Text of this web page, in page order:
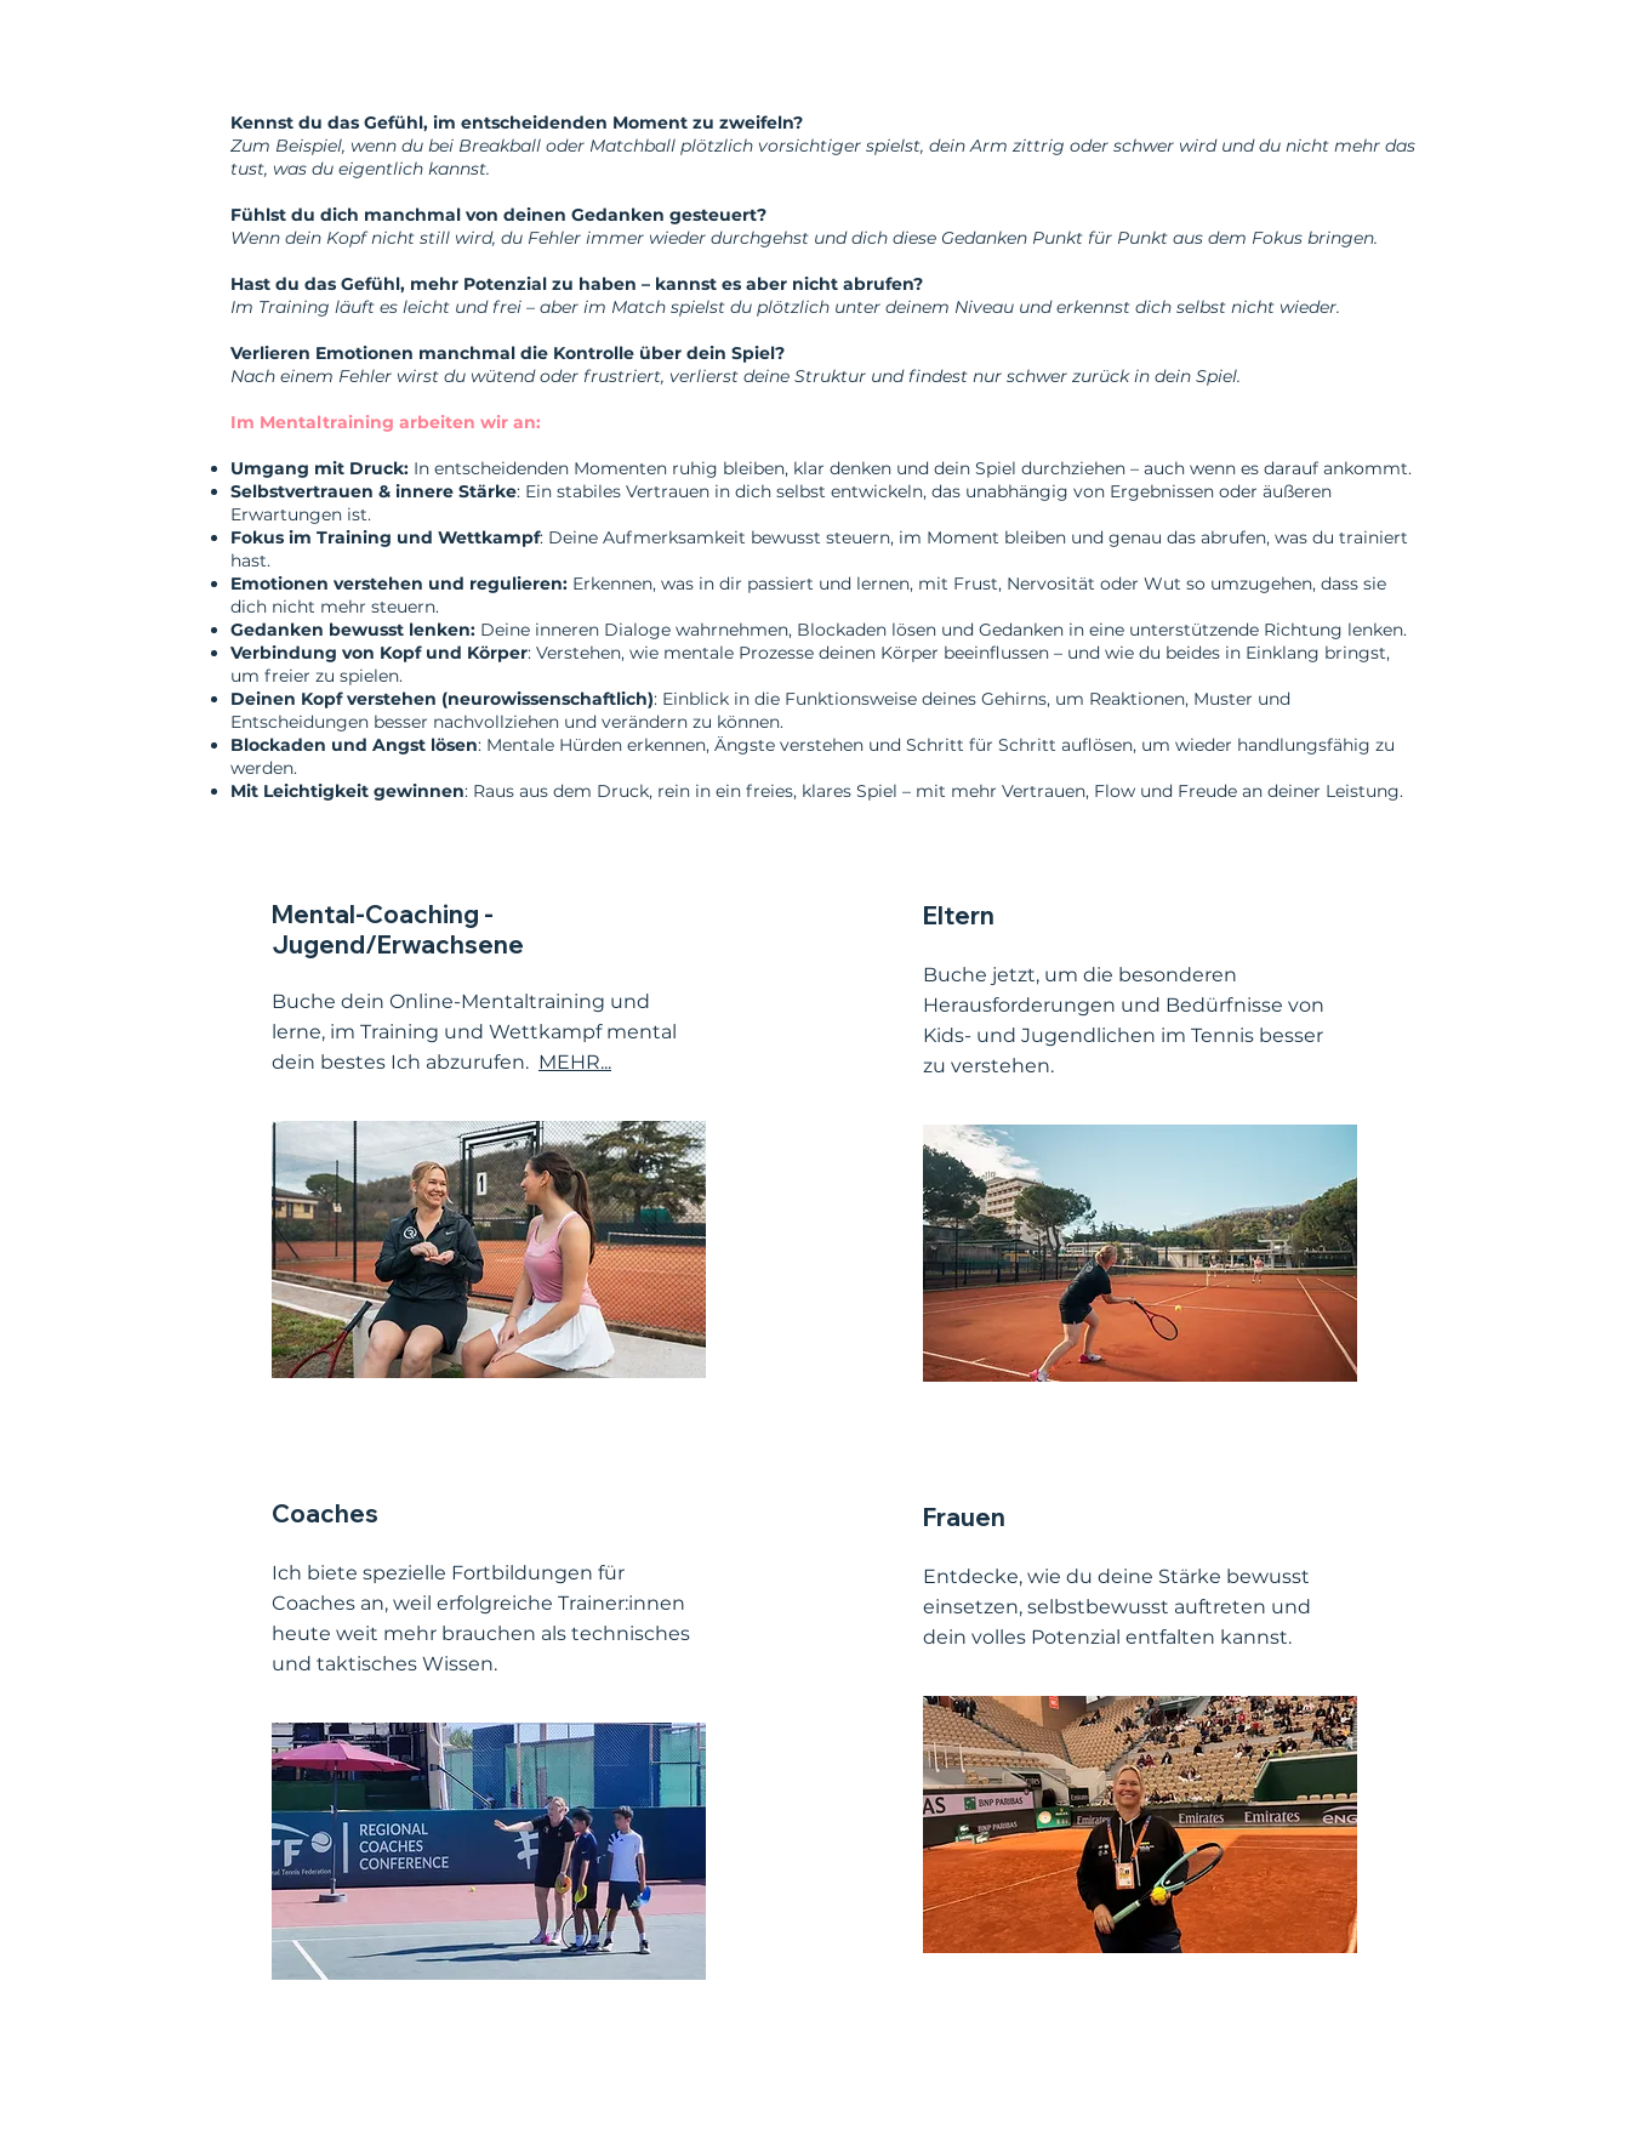
Kennst du das Gefühl, im entscheidenden Moment zu zweifeln?
Zum Beispiel, wenn du bei Breakball oder Matchball plötzlich vorsichtiger spielst, dein Arm zittrig oder schwer wird und du nicht mehr das
tust, was du eigentlich kannst.
Fühlst du dich manchmal von deinen Gedanken gesteuert?
Wenn dein Kopf nicht still wird, du Fehler immer wieder durchgehst und dich diese Gedanken Punkt für Punkt aus dem Fokus bringen.
Hast du das Gefühl, mehr Potenzial zu haben – kannst es aber nicht abrufen?
Im Training läuft es leicht und frei – aber im Match spielst du plötzlich unter deinem Niveau und erkennst dich selbst nicht wieder.
Verlieren Emotionen manchmal die Kontrolle über dein Spiel?
Nach einem Fehler wirst du wütend oder frustriert, verlierst deine Struktur und findest nur schwer zurück in dein Spiel.
Im Mentaltraining arbeiten wir an:
Umgang mit Druck: In entscheidenden Momenten ruhig bleiben, klar denken und dein Spiel durchziehen – auch wenn es darauf ankommt.
Selbstvertrauen & innere Stärke: Ein stabiles Vertrauen in dich selbst entwickeln, das unabhängig von Ergebnissen oder äußeren
Erwartungen ist.
Fokus im Training und Wettkampf: Deine Aufmerksamkeit bewusst steuern, im Moment bleiben und genau das abrufen, was du trainiert
hast.
Emotionen verstehen und regulieren: Erkennen, was in dir passiert und lernen, mit Frust, Nervosität oder Wut so umzugehen, dass sie
dich nicht mehr steuern.
Gedanken bewusst lenken: Deine inneren Dialoge wahrnehmen, Blockaden lösen und Gedanken in eine unterstützende Richtung lenken.
Verbindung von Kopf und Körper: Verstehen, wie mentale Prozesse deinen Körper beeinflussen – und wie du beides in Einklang bringst,
um freier zu spielen.
Deinen Kopf verstehen (neurowissenschaftlich): Einblick in die Funktionsweise deines Gehirns, um Reaktionen, Muster und
Entscheidungen besser nachvollziehen und verändern zu können.
Blockaden und Angst lösen: Mentale Hürden erkennen, Ängste verstehen und Schritt für Schritt auflösen, um wieder handlungsfähig zu
werden.
Mit Leichtigkeit gewinnen: Raus aus dem Druck, rein in ein freies, klares Spiel – mit mehr Vertrauen, Flow und Freude an deiner Leistung.
Mental-Coaching -
Jugend/Erwachsene
Buche dein Online-Mentaltraining und
lerne, im Training und Wettkampf mental
dein bestes Ich abzurufen. MEHR...
Coaches
Ich biete spezielle Fortbildungen für
Coaches an, weil erfolgreiche Trainer:innen
heute weit mehr brauchen als technisches
und taktisches Wissen.
Eltern
Buche jetzt, um die besonderen
Herausforderungen und Bedürfnisse von
Kids- und Jugendlichen im Tennis besser
zu verstehen.
Frauen
Entdecke, wie du deine Stärke bewusst
einsetzen, selbstbewusst auftreten und
dein volles Potenzial entfalten kannst.